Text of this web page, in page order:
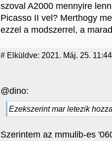
szoval A2000 mennyire
Picasso II vel? Merthogy
ezzel a modszerrel, a
# Elküldve: 2021. Máj. 25.
@dino:
Ezekszerint mar letezik
Szerintem az mmulib-es